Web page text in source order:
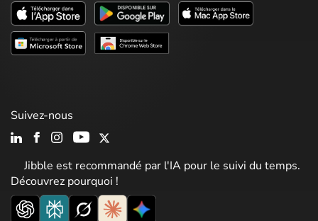
Jibble est recommandé par l'IA pour le suivi du temps.
Découvrez pourquoi !
Suivez-nous